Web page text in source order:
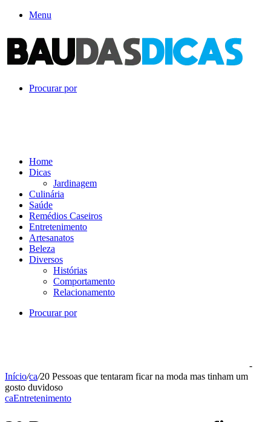
Menu
Procurar por
Home
Dicas
Jardinagem
Culinária
Saúde
Remédios Caseiros
Entretenimento
Artesanatos
Beleza
Diversos
Histórias
Comportamento
Relacionamento
Procurar por
-
Início/ca/20 Pessoas que tentaram ficar na moda mas tinham um
gosto duvidoso
caEntretenimento